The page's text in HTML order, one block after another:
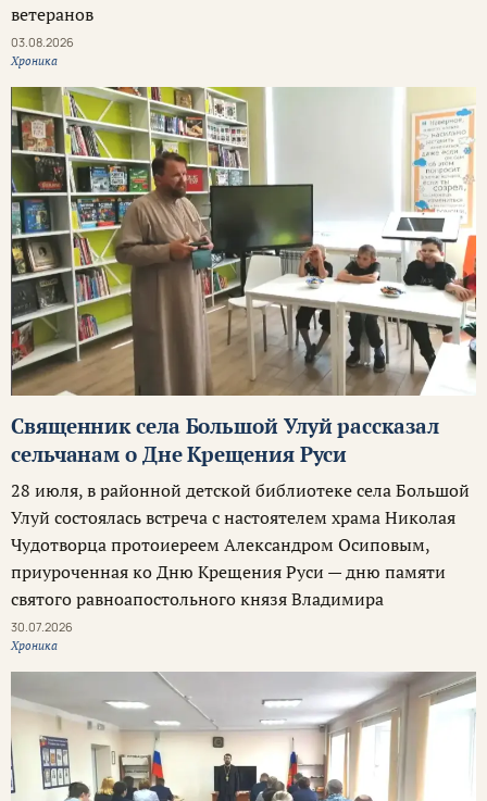
ветеранов
03.08.2026
Хроника
Священник села Большой Улуй рассказал
сельчанам о Дне Крещения Руси
28 июля, в районной детской библиотеке села Большой
Улуй состоялась встреча с настоятелем храма Николая
Чудотворца протоиереем Александром Осиповым,
приуроченная ко Дню Крещения Руси — дню памяти
святого равноапостольного князя Владимира
30.07.2026
Хроника